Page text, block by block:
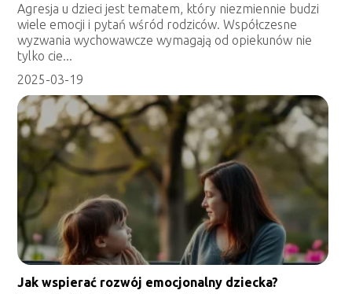
Agresja u dzieci jest tematem, który niezmiennie budzi
wiele emocji i pytań wśród rodziców. Współczesne
wyzwania wychowawcze wymagają od opiekunów nie
tylko cie...
2025-03-19
Jak wspierać rozwój emocjonalny dziecka?